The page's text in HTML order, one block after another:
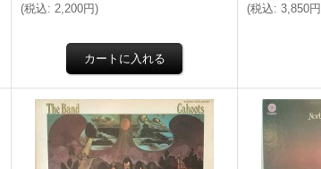
(税込: 2,200円)
(税込: 3,850円